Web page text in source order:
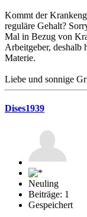
Kommt der
reguläre Gehalt?
Mal in Bezug von
Arbeitgeber, deshalb
Materie.
Liebe und sonnige
Dises1939
Neuling
Beiträge: 1
Gespeichert